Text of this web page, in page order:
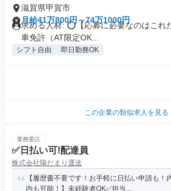
滋賀県甲賀市
月給41万800円～74万1000円
求める人材: ⭕️【応募に必要なのはこれ
車免許（AT限定OK...
シフト自由 即日勤務OK
この企業の類似求人を見る
業務委託
✅日払い可!配達員
株式会社陽だまり運送
【履歴書不要です！お手軽に日払い申請も！
内も可能！】未経験者OK✅担当...